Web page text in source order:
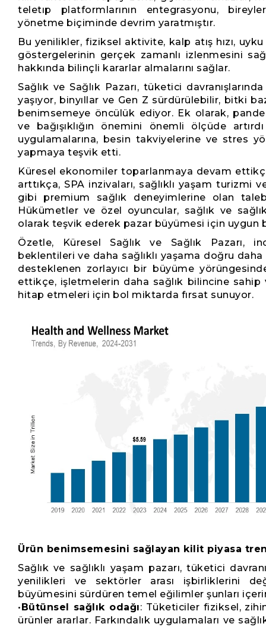
teletıp platformlarının entegrasyonu,
yönetme biçiminde devrim yaratmıştır.
Bu yenilikler, fiziksel aktivite, kalp atış hızı,
göstergelerinin gerçek zamanlı izlenmesini
hakkında bilinçli kararlar almalarını sağlar.
Sağlık ve Sağlık Pazarı, tüketici
yaşıyor, binyıllar ve Gen Z sürdürülebilir, bitki
benimsemeye öncülük ediyor. Ek olarak,
ve bağışıklığın önemini önemli ölçüde
uygulamalarına, besin takviyelerine ve stres
yapmaya teşvik etti.
Küresel ekonomiler toparlanmaya devam
arttıkça, SPA inzivaları, sağlıklı yaşam turizmi
gibi premium sağlık deneyimlerine olan
Hükümetler ve özel oyuncular, sağlık ve
olarak teşvik ederek pazar büyümesi için uygun
Özetle, Küresel Sağlık ve Sağlık Pazarı,
beklentileri ve daha sağlıklı yaşama doğru
desteklenen zorlayıcı bir büyüme
ettikçe, işletmelerin daha sağlık bilincine
hitap etmeleri için bol miktarda fırsat sunuyor.
Ürün benimsemesini sağlayan kilit piyasa
Sağlık ve sağlıklı yaşam pazarı, tüketici
yenilikleri ve sektörler arası işbirliklerini
büyümesini sürdüren temel eğilimler şunları
•Bütünsel sağlık odağı: Tüketiciler fiziksel,
ürünler ararlar. Farkındalık uygulamaları ve